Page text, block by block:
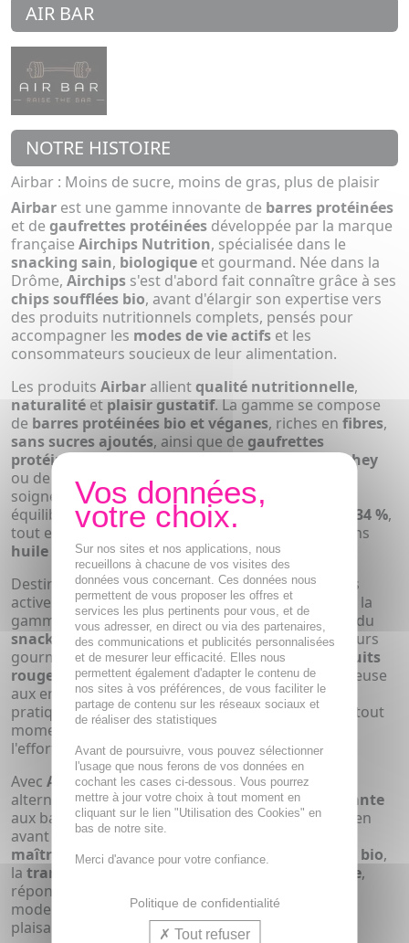
AIR BAR
NOTRE HISTOIRE
Airbar : Moins de sucre, moins de gras, plus de plaisir
Airbar est une gamme innovante de barres protéinées
et de gaufrettes protéinées développée par la marque
française Airchips Nutrition, spécialisée dans le
snacking sain, biologique et gourmand. Née dans la
Drôme, Airchips s'est d'abord fait connaître grâce à ses
chips soufflées bio, avant d'élargir son expertise vers
des produits nutritionnels complets, pensés pour
accompagner les modes de vie actifs et les
consommateurs soucieux de leur alimentation.
Les produits Airbar allientqualité nutritionnelle,
naturalitéetplaisir gustatif. La gamme se compose
de barres protéinées bio et véganes, riches en fibres,
sans sucres ajoutés, ainsi que de gaufrettes
protéinées croustillantes
whey
ou de
protéines végétales
. Chaque recette est
soigneusement formulée pour offrir un apport
équilibré enprotéines, pouvant atteindre jusqu'à 34 %,
tout en affichant uneteneur réduite en sucre
, sans
huile de palme niadditifs superflus.
Destinée aussi bien auxsportifsqu'aux personnes
actives ou attentives à leuréquilibre alimentaire
, la
gamme
Airbars'inscrit pleinement dans l'univers du
snacking healthy. Les recettes, déclinées en saveurs
gourmandes comme lechocolat, la vanille
fruits
rouges
ou lafigue, offrent une alternative savoureuse
aux encas industriels traditionnels. Les formats
pratiques permettent une consommation facile à tout
moment de la journée, que ce soit avant ou après
l'effort, en collation ou en encas nomade.
Avec Airbar,Airchips Nutritionpropose une
alternativegourmande,responsableetperformante
aux barres protéinées classiques. La marque met en
avant desingrédients naturels
maîtriséeet une démarcheéthiquefondée sur le bio,
la transparence et la performance nutritionnelle,
répondant ainsi aux attentes des consommateurs
modernes en quête de produits sains, efficaces et
plaisants à consommer.
Sur nos sites et nos applications, nous
recueillons à chacune de vos visites des
données vous concernant. Ces données nous
permettent de vous proposer les offres et
services les plus pertinents pour vous, et de
vous adresser, en direct ou via des partenaires,
des communications et publicités personnalisées
et de mesurer leur efficacité. Elles nous
permettent également d'adapter le contenu de
nos sites à vos préférences, de vous faciliter le
partage de contenu sur les réseaux sociaux et
de réaliser des statistiques
Avant de poursuivre, vous pouvez sélectionner
l'usage que nous ferons de vos données en
cochant les cases ci-dessous. Vous pourrez
mettre à jour votre choix à tout moment en
cliquant sur le lien "Utilisation des Cookies" en
bas de notre site.
Merci d'avance pour votre confiance.
Politique de confidentialité
Tout refuser